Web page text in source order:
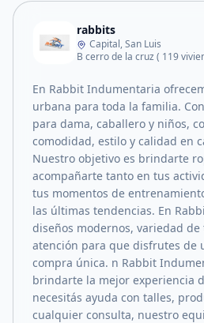
rabbits
Capital, San Luis
B cerro de la cruz ( 119
En Rabbit Indumentaria
urbana para toda la familia.
para dama, caballero y niños,
comodidad, estilo y calidad en
Nuestro objetivo es brindarte
acompañarte tanto en tus
tus momentos de
las últimas tendencias. En
diseños modernos, variedad
atención para que disfrutes de
compra única. n Rabbit
brindarte la mejor experiencia
necesitás ayuda con talles,
cualquier consulta, nuestro